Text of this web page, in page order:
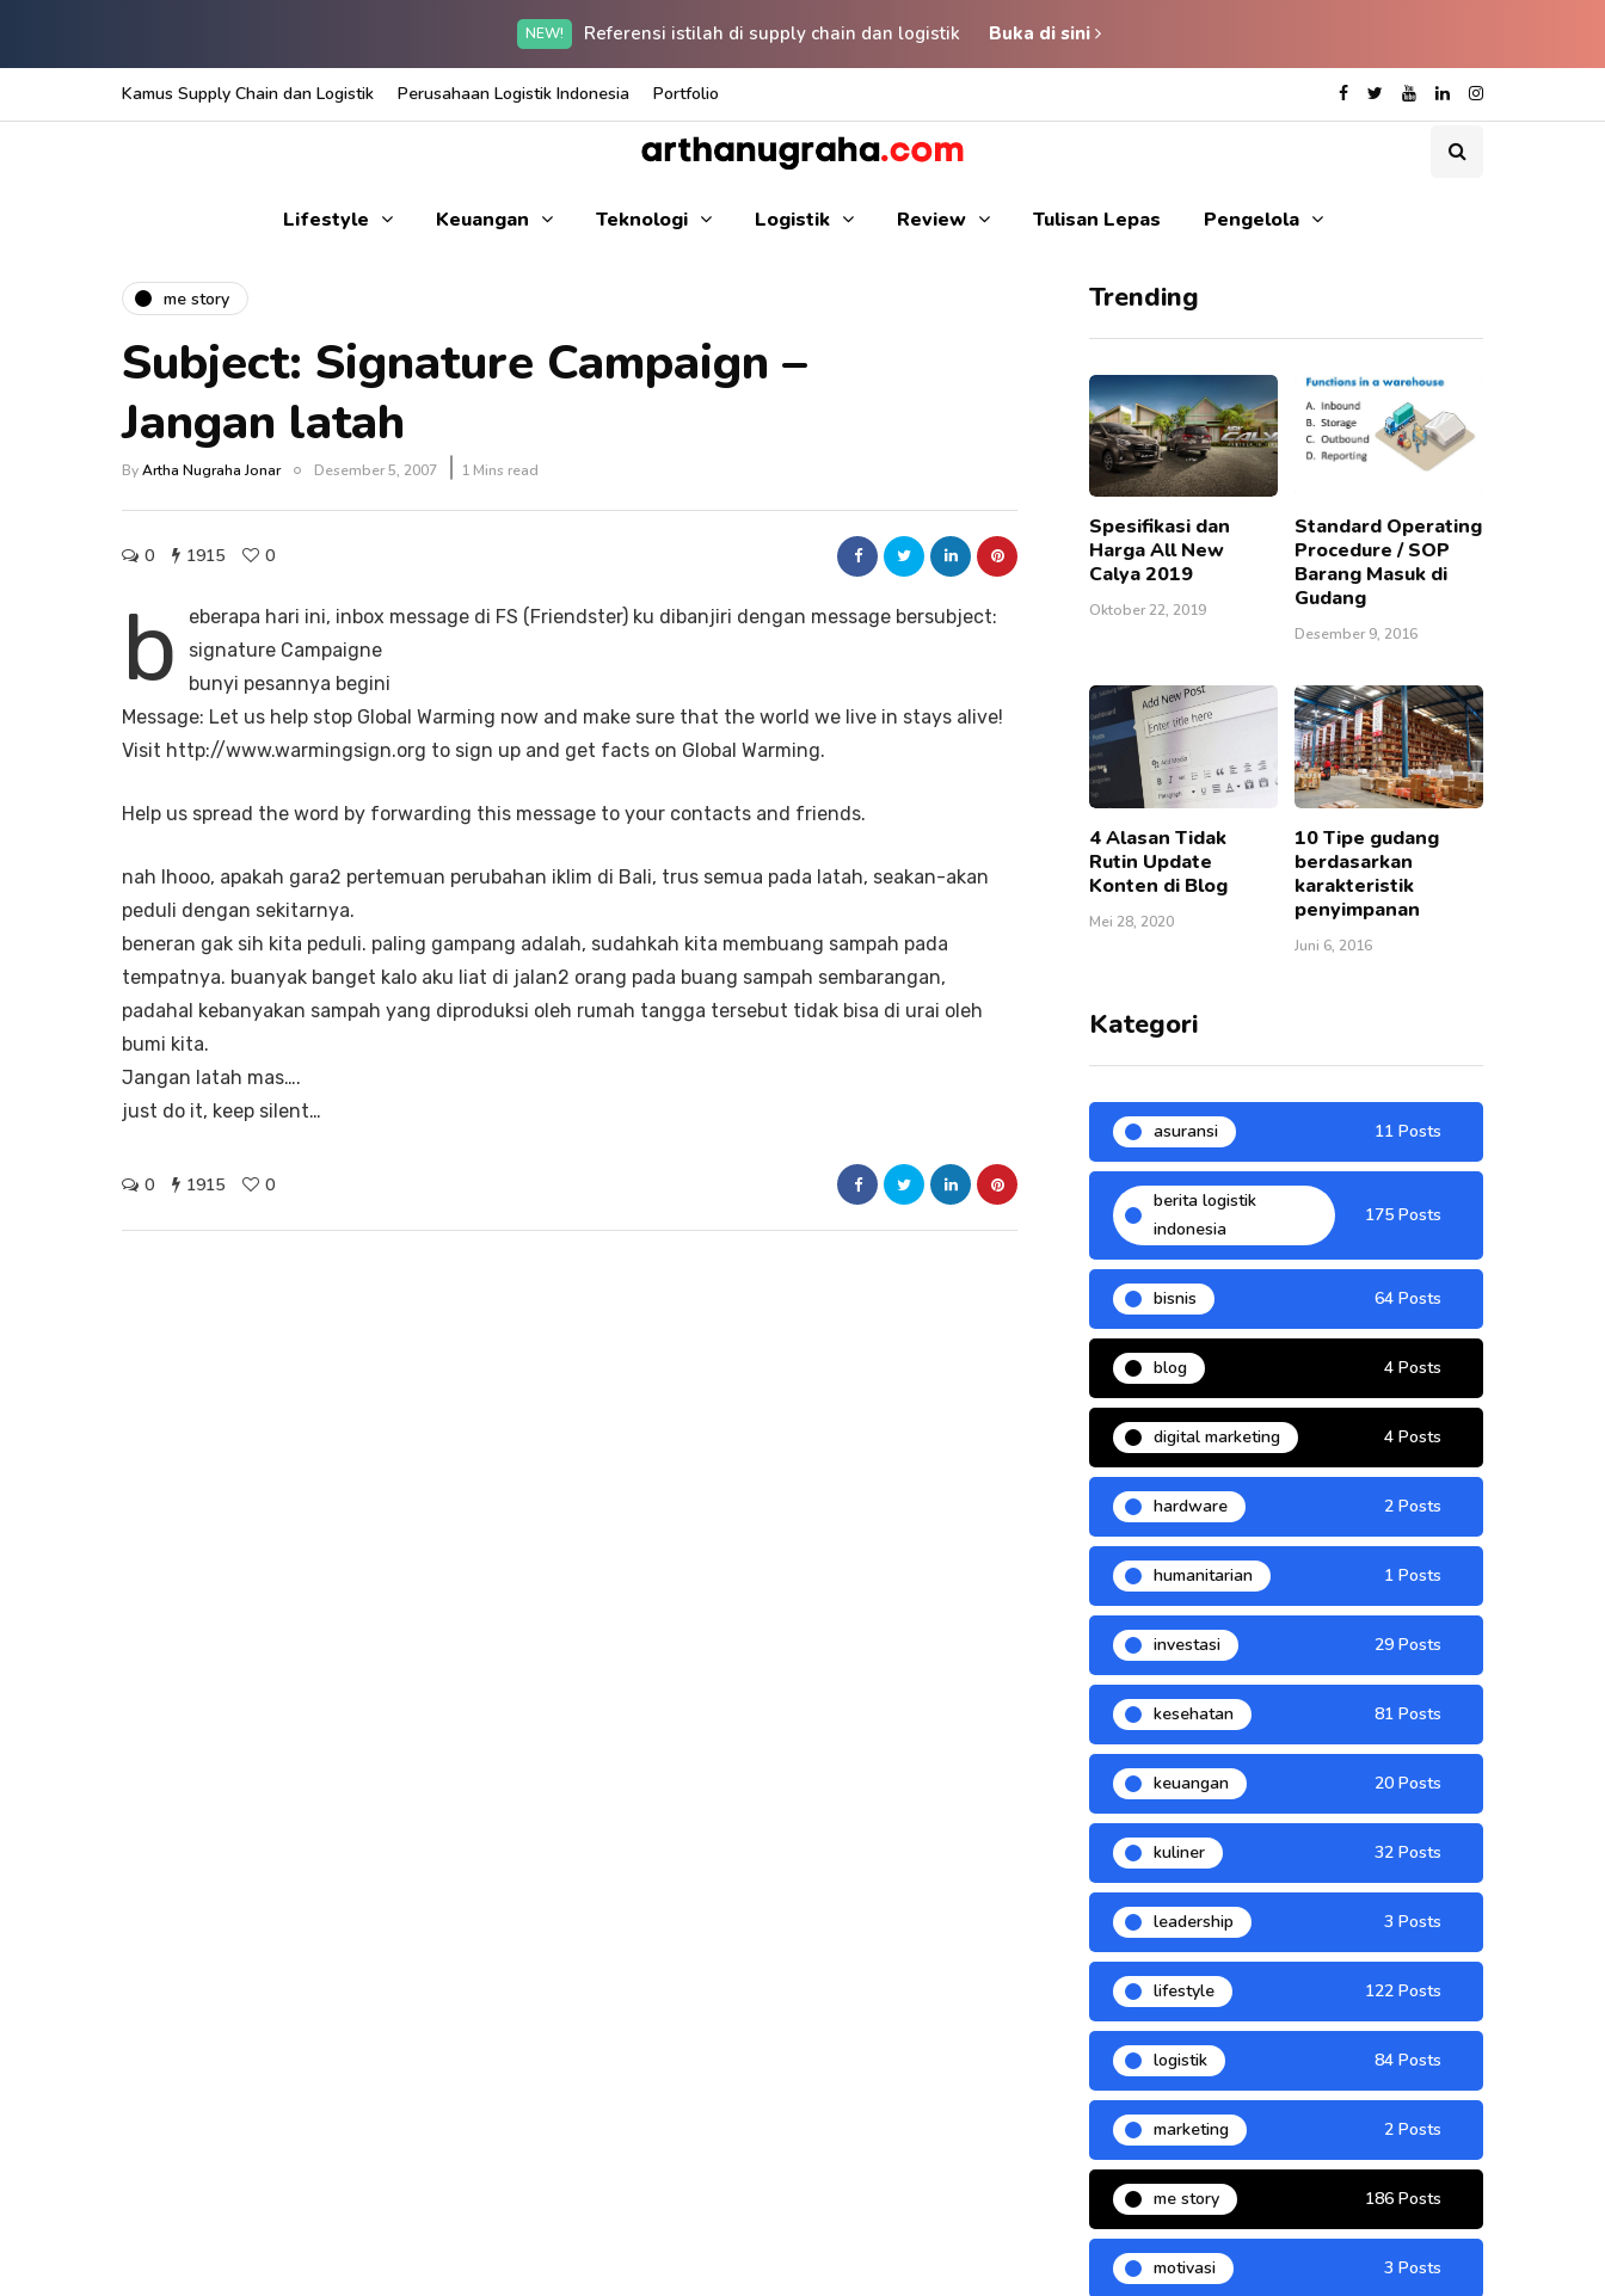
NEW! Referensi istilah di supply chain dan logistik Buka di sini
Kamus Supply Chain dan Logistik Perusahaan Logistik Indonesia Portfolio
Lifestyle Keuangan Teknologi Logistik Review Tulisan Lepas Pengelola
me story
Subject: Signature Campaign –
Jangan latah
ByArtha Nugraha Jonar Desember 5, 2007 1 Mins read
0 1915 0
b
eberapa hari ini, inbox message di FS (Friendster) ku dibanjiri dengan message bersubject:
signature Campaigne
bunyi pesannya begini
Message: Let us help stop Global Warming now and make sure that the world we live in stays alive!
Visit http://www.warmingsign.org to sign up and get facts on Global Warming.
Help us spread the word by forwarding this message to your contacts and friends.
nah lhooo, apakah gara2 pertemuan perubahan iklim di Bali, trus semua pada latah, seakan-akan
peduli dengan sekitarnya.
beneran gak sih kita peduli. paling gampang adalah, sudahkah kita membuang sampah pada
tempatnya. buanyak banget kalo aku liat di jalan2 orang pada buang sampah sembarangan,
padahal kebanyakan sampah yang diproduksi oleh rumah tangga tersebut tidak bisa di urai oleh
bumi kita.
Jangan latah mas….
just do it, keep silent…
0 1915 0
Trending
Spesifikasi dan
Harga All New
Calya 2019
Oktober 22, 2019
Standard Operating
Procedure / SOP
Barang Masuk di
Gudang
Desember 9, 2016
4 Alasan Tidak
Rutin Update
Konten di Blog
Mei 28, 2020
10 Tipe gudang
berdasarkan
karakteristik
penyimpanan
Juni 6, 2016
Kategori
asuransi 11 Posts
berita logistik
indonesia
175 Posts
bisnis 64 Posts
blog 4 Posts
digital marketing 4 Posts
hardware 2 Posts
humanitarian 1 Posts
investasi 29 Posts
kesehatan 81 Posts
keuangan 20 Posts
kuliner 32 Posts
leadership 3 Posts
lifestyle 122 Posts
logistik 84 Posts
marketing 2 Posts
me story 186 Posts
motivasi 3 Posts